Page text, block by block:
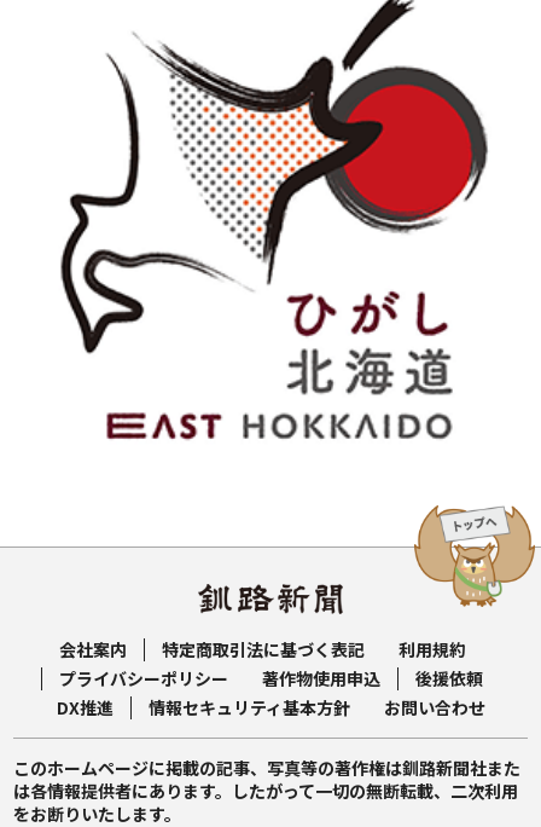
会社案内 特定商取引法に基づく表記
利用規約
プライバシーポリシー
著作物使用申込
後援依頼
DX推進
情報セキュリティ基本方針 お問い合わせ
このホームページに掲載の記事、写真等の著作権は釧路新聞社また
は各情報提供者にあります。したがって一切の無断転載、二次利用
をお断りいたします。